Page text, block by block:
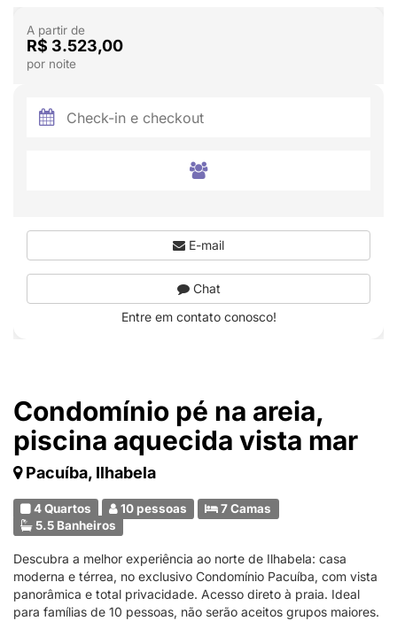
Condomínio pé na areia,
piscina aquecida vista mar
Pacuíba, Ilhabela
4 Quartos 10 pessoas
7 Camas
5.5 Banheiros
Descubra a melhor experiência ao norte de Ilhabela: casa
moderna e térrea, no exclusivo Condomínio Pacuíba, com vista
panorâmica e total privacidade. Acesso direto à praia. Ideal
para famílias de 10 pessoas, não serão aceitos grupos maiores.
A partir de
R$ 3.523,00
por noite
E-mail
Chat
Entre em contato conosco!